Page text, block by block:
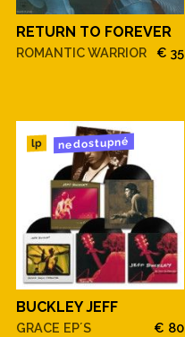
RETURN TO FOREVER
ROMANTIC WARRIOR € 35
lp nedostupné
BUCKLEY JEFF
GRACE EP´S € 80